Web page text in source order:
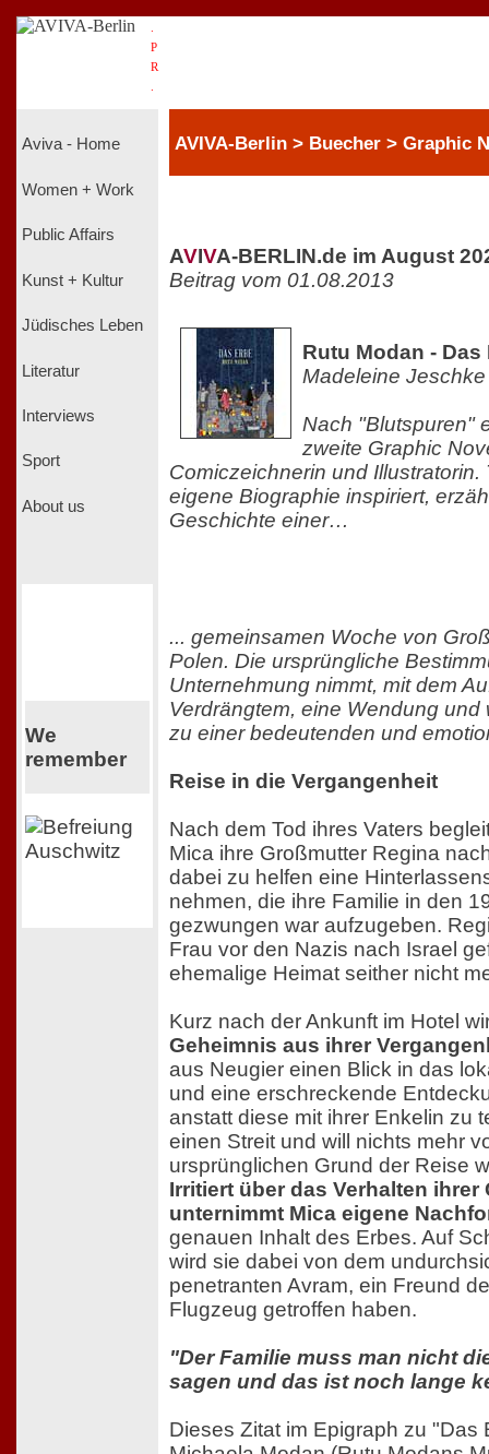
P
R
Aviva - Home
Women + Work
Public Affairs
Kunst + Kultur
Jüdisches Leben
Literatur
Interviews
Sport
About us
We
remember
AVIVA-Berlin > Buecher > Graphic
AVIVA-BERLIN.de im August
Beitrag vom 01.08.2013
Rutu Modan - Das
Madeleine Jeschke
Nach "Blutspuren"
zweite Graphic
Comiczeichnerin und Illustratorin.
eigene Biographie inspiriert,
Geschichte einer…
... gemeinsamen Woche von
Polen. Die ursprüngliche
Unternehmung nimmt, mit dem
Verdrängtem, eine Wendung und
zu einer bedeutenden und
Reise in die Vergangenheit
Nach dem Tod ihres Vaters
Mica ihre Großmutter Regina
dabei zu helfen eine
nehmen, die ihre Familie in den
gezwungen war aufzugeben.
Frau vor den Nazis nach Israel
ehemalige Heimat seither nicht
Kurz nach der Ankunft im Hotel
Geheimnis aus ihrer
aus Neugier einen Blick in das
und eine erschreckende
anstatt diese mit ihrer Enkelin zu
einen Streit und will nichts mehr
ursprünglichen Grund der Reise
Irritiert über das Verhalten ihrer
unternimmt Mica eigene
genauen Inhalt des Erbes. Auf
wird sie dabei von dem
penetranten Avram, ein Freund
Flugzeug getroffen haben.
"Der Familie muss man nicht
sagen und das ist noch lange
Dieses Zitat im Epigraph zu "Das